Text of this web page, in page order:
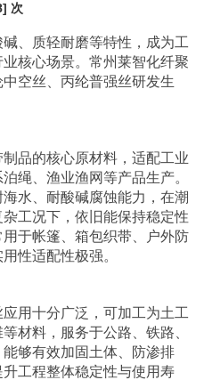
次
、质轻耐磨等特性，成为工
核心场景。常州莱智化纤聚
空丝、丙纶普强丝研发生
品的核心原材料，适配工业
绳、渔业渔网等产品生产。
水、耐酸碱腐蚀能力，在潮
工况下，依旧能保持稳定性
于帐篷、箱包织带、户外防
性适配性极强。
用十分广泛，可加工为土工
材料，服务于公路、铁路、
够有效加固土体、防渗排
工程整体稳定性与使用寿